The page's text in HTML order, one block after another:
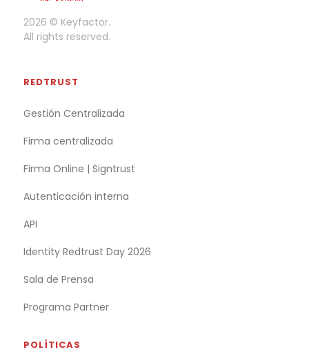
2026 © Keyfactor.
All rights reserved.
REDTRUST
Gestión Centralizada
Firma centralizada
Firma Online | Signtrust
Autenticación interna
API
Identity Redtrust Day 2026
Sala de Prensa
Programa Partner
POLÍTICAS